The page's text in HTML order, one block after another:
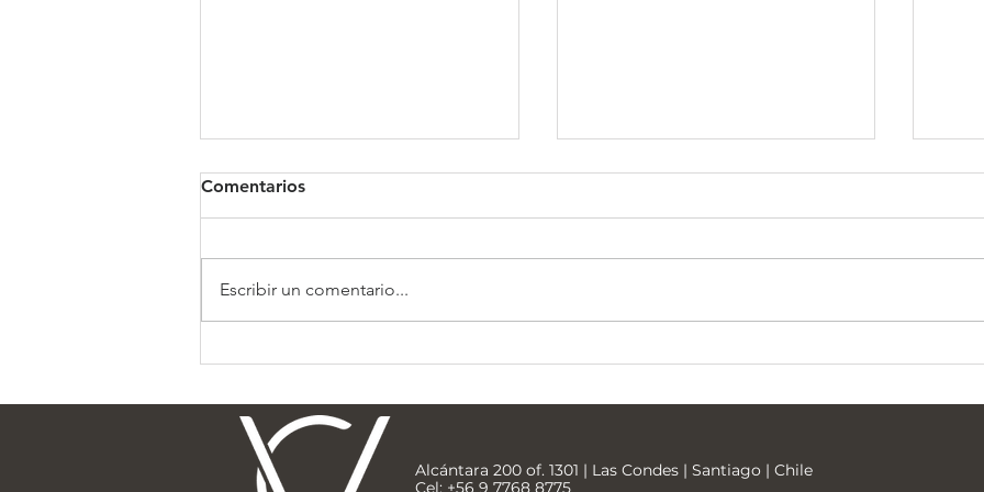
Clínica Somno
Comentarios
Escribir un comentario...
Alcántara 200 of. 1301 | Las Condes | Santiago | Chile